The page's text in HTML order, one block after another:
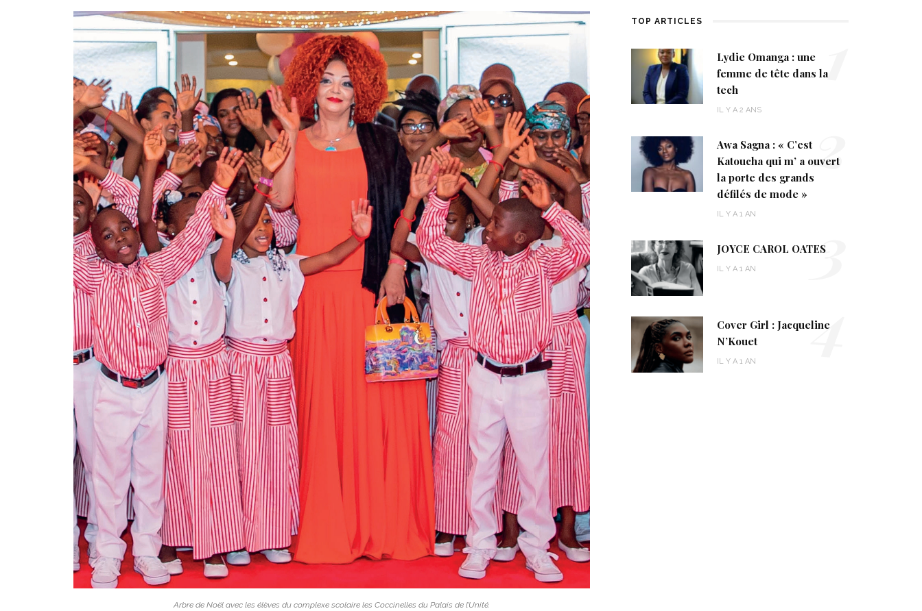
Arbre de Noël avec les élèves du complexe scolaire les Coccinelles du Palais de l’Unité.
TOP ARTICLES
Lydie Omanga : une
femme de tête dans la
tech
IL Y A 2 ANS
1
Awa Sagna : « C’est
Katoucha qui m’ a ouvert
la porte des grands
défilés de mode »
IL Y A 1 AN
2
JOYCE CAROL OATES
IL Y A 1 AN 3
Cover Girl : Jacqueline
N’Kouet
IL Y A 1 AN 4